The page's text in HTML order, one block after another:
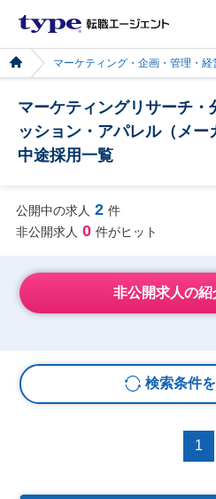
マーケティング・企画・管理・経
マーケティングリサーチ・
ッション・アパレル（メー
中途採用一覧
公開中の求人 2 件
非公開求人 0 件がヒット
非公開求人の紹
検索条件
1